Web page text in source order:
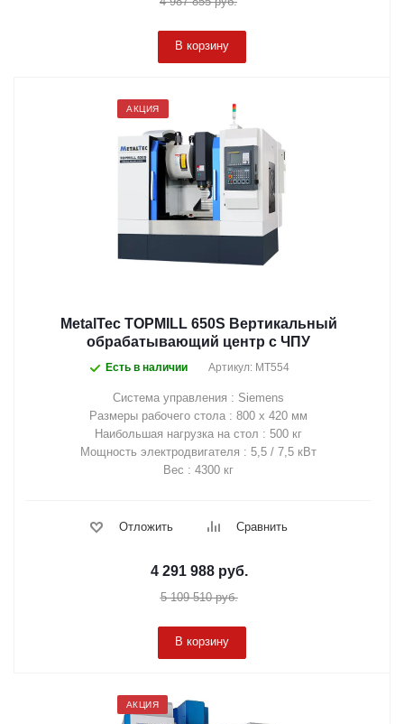
В корзину
АКЦИЯ
MetalTec TOPMILL 650S Вертикальный
обрабатывающий центр с ЧПУ
Есть в наличии Артикул: MT554
Система управления : Siemens
Размеры рабочего стола : 800 х 420 мм
Наибольшая нагрузка на стол : 500 кг
Мощность электродвигателя : 5,5 / 7,5 кВт
Вес : 4300 кг
Отложить Сравнить
4 291 988руб.
5 109 510руб.
В корзину
АКЦИЯ